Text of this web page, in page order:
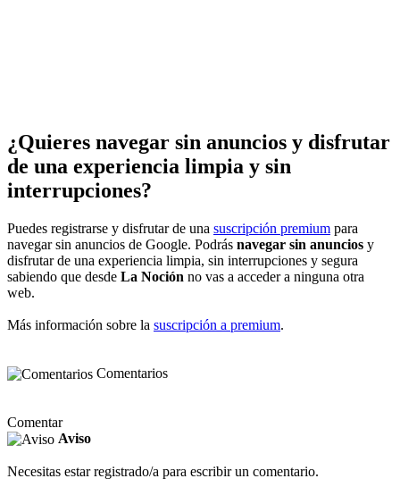
¿Quieres navegar sin anuncios y disfrutar
de una experiencia limpia y sin
interrupciones?
Puedes registrarse y disfrutar de una suscripción premium para
navegar sin anuncios de Google. Podrás navegar sin anuncios y
disfrutar de una experiencia limpia, sin interrupciones y segura
sabiendo que desde La Noción no vas a acceder a ninguna otra
web.
Más información sobre la suscripción a premium.
Comentarios
Comentar
Aviso
Necesitas estar registrado/a para escribir un comentario.